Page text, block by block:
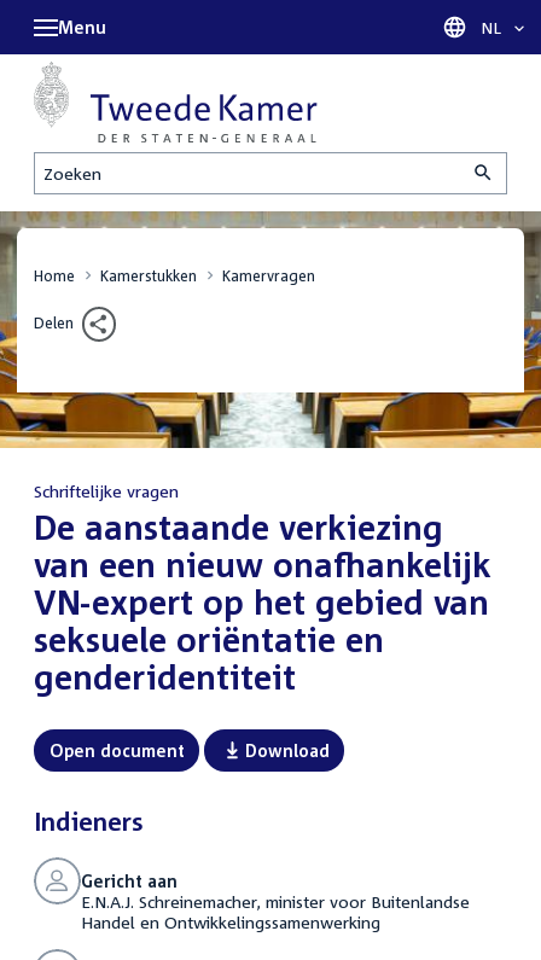
Zoeken
Menu Taal
NL
Home Kamerstukken Kamervragen
Delen
Schriftelijke vragen
:De aanstaande verkiezing
van een nieuw onafhankelijk
VN-expert op het gebied van
seksuele oriëntatie en
genderidentiteit
Open document Download
Indieners
Gericht aan
E.N.A.J. Schreinemacher, minister voor Buitenlandse
Handel en Ontwikkelingssamenwerking